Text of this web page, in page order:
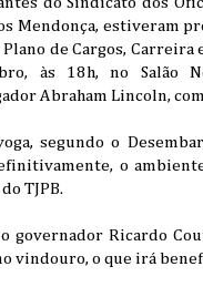
Mendonça, estiveram
de Cargos, Carreira
às 18h, no Salão
Abraham Lincoln,
segundo o
o
TJPB.
o governador Ricardo
vindouro, o que irá